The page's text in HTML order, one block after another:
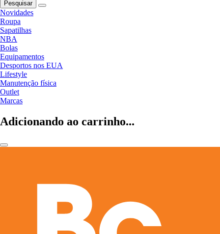
Pesquisar
Novidades
Roupa
Sapatilhas
NBA
Bolas
Equipamentos
Desportos nos EUA
Lifestyle
Manutenção física
Outlet
Marcas
Adicionando ao carrinho...